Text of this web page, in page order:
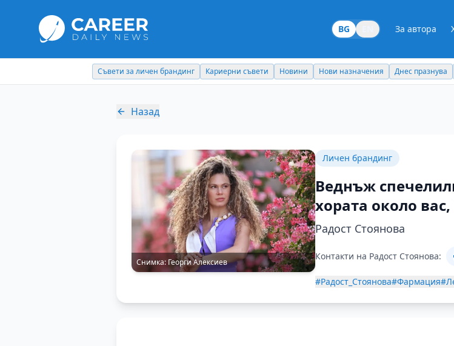
BG За автора
Съвети за личен брандинг Кариерни съвети Новини Нови назначения Днес празнува
Назад
Снимка: Георги Алексиев
Личен брандинг
Веднъж
хората около
Радост Стоянова
Контакти на Радост Стоянова:
#Радост_Стоянова#Фармация